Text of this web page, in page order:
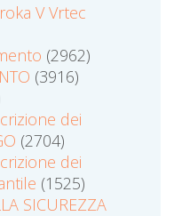
V Vrtec
(2962)
(3916)
dei
(2704)
dei
(1525)
SICUREZZA